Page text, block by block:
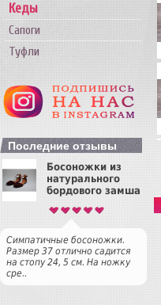
Кеды
Сапоги
Туфли
Последние отзывы
Босоножки из
натурального
бордового замша
Симпатичные босоножки.
Размер 37 отлично садится
на стопу 24, 5 см. На ножку
сре..